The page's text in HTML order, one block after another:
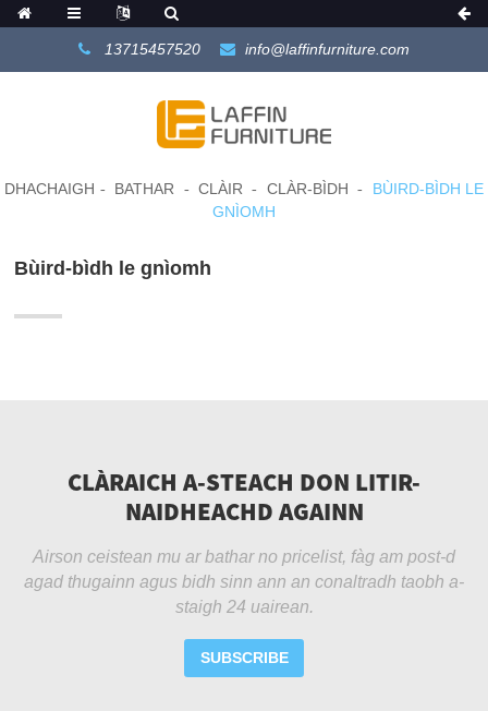
13715457520 info@laffinfurniture.com
DHACHAIGH BATHAR CLÀIR CLÀR-BÌDH
BÙIRD-BÌDH LE
GNÌOMH
Bùird-bìdh le gnìomh
CLÀRAICH A-STEACH DON LITIR-
NAIDHEACHD AGAINN
Airson ceistean mu ar bathar no pricelist, fàg am post-d
agad thugainn agus bidh sinn ann an conaltradh taobh a-
staigh 24 uairean.
SUBSCRIBE